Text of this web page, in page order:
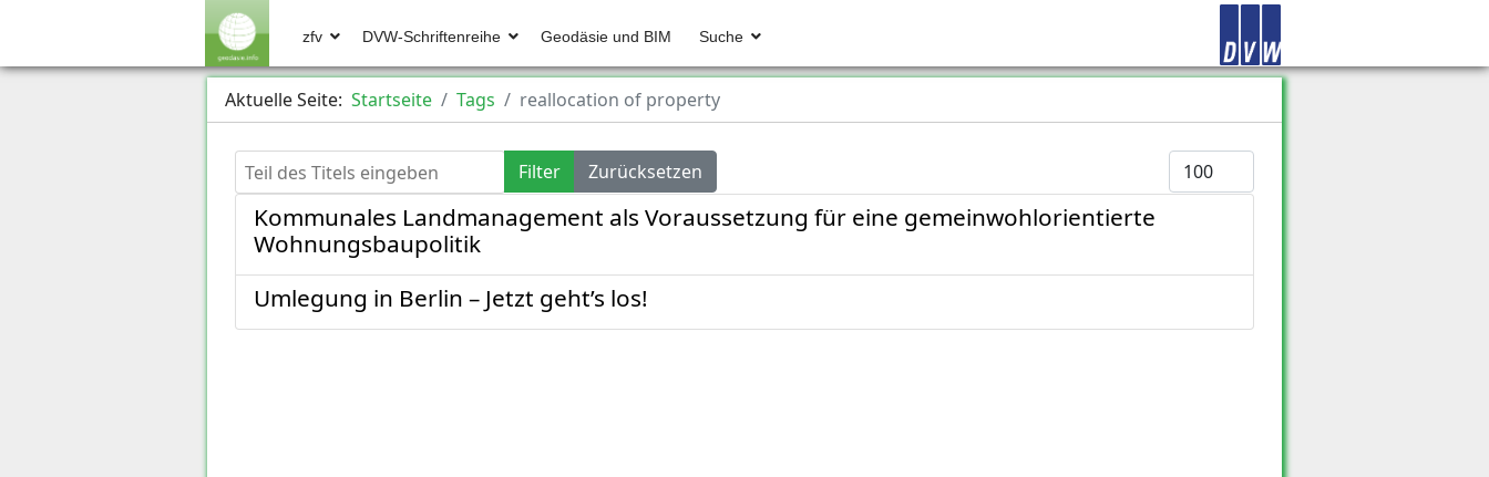
zfv DVW-Schriftenreihe Geodäsie und BIM Suche
Aktuelle Seite: Startseite Tags reallocation of property
Teil des Titels eingeben Filter Zurücksetzen Anzeige #
Kommunales Landmanagement als Voraussetzung für eine gemeinwohlorientierte
Wohnungsbaupolitik
Umlegung in Berlin – Jetzt geht’s los!